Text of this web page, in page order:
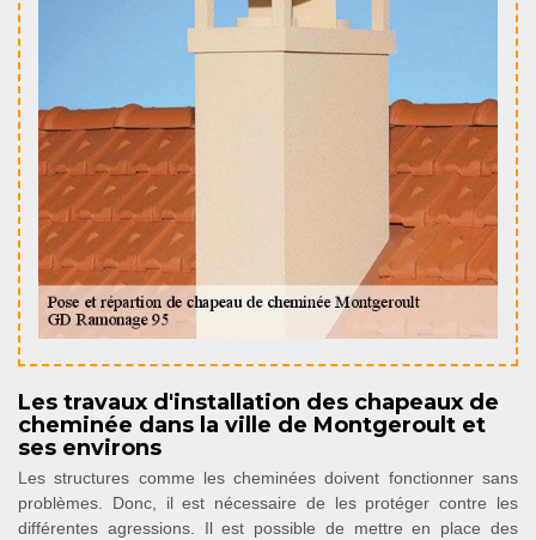
Les travaux d'installation des chapeaux de
cheminée dans la ville de Montgeroult et
ses environs
Les structures comme les cheminées doivent fonctionner sans
problèmes. Donc, il est nécessaire de les protéger contre les
différentes agressions. Il est possible de mettre en place des